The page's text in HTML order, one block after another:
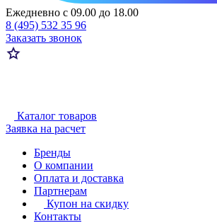
Ежедневно с 09.00 до 18.00
8 (495) 532 35 96
Заказать звонок
Каталог товаров
Заявка на расчет
Бренды
О компании
Оплата и доставка
Партнерам
Купон на скидку
Контакты